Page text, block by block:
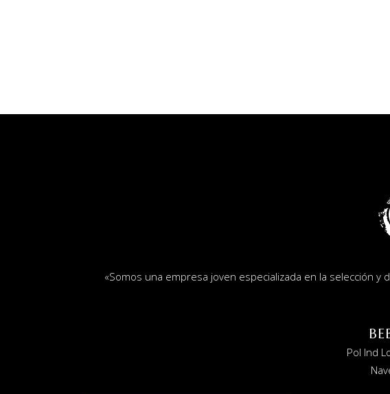
«Somos una empresa joven especializada en la selección
Pol Ind